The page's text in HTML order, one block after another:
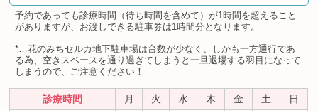
予約であっても診療時間（待ち時間を含めて）が1時間を超えること
がありますが、お渡しできる駐車券は1時間分となります。
*…花のみちセルカ地下駐車場は台数が少なく、しかも一方通行であ
る為、空きスペースを通り過ぎてしまうと一旦退場する羽目になって
しまうので、ご注意ください！
診療時間 月 火 水 木 金 土
日